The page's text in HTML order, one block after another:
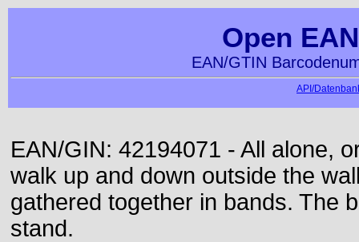
Open
EAN/GTIN
API/
EAN/GIN: 42194071 - All alone,
walk up and down outside the
gathered together in bands. The
stand.